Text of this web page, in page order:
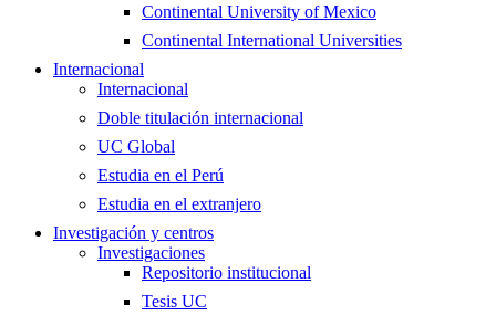
Continental University of Mexico
Continental International Universities
Internacional
Internacional
Doble titulación internacional
UC Global
Estudia en el Perú
Estudia en el extranjero
Investigación y centros
Investigaciones
Repositorio institucional
Tesis UC